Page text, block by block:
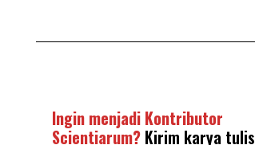
Ingin menjadi Kontributor
Scientiarum? Kirim karya tulis